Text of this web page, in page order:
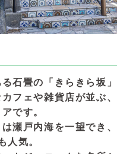
石畳の「きらきら坂
フェや雑貨店が並ぶ
です。
瀬戸内海を一望でき
人気。